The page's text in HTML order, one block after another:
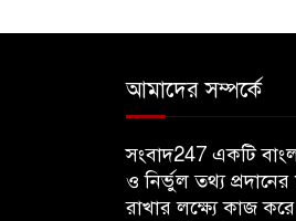
আমাদের সম্পর্কে
সংবাদ247 একটি
ও নির্ভুল তথ্য
রাখার লক্ষ্যে কাজ